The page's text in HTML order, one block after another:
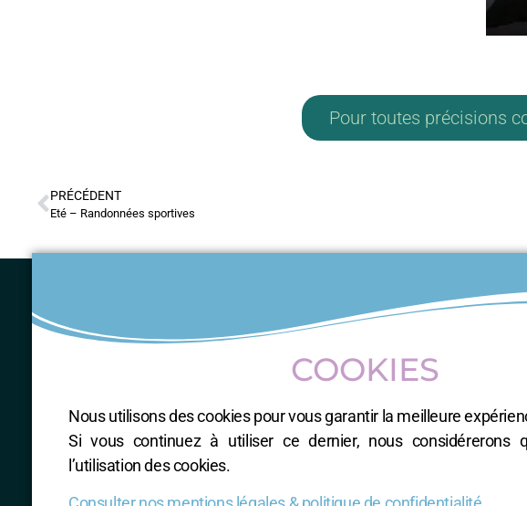
Pour toutes précisions
PRÉCÉDENT
Eté – Randonnées sportives
Hameau de
Tél : 06 81 84 67
COOKIES
Nous utilisons des cookies pour vous garantir la meilleure
Si vous continuez à utiliser ce dernier, nous considérerons
l’utilisation des cookies.